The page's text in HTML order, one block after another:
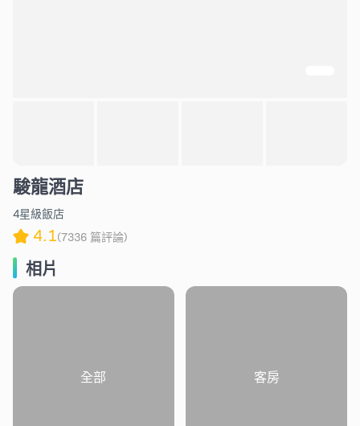
駿龍酒店
4星級飯店
4.1(7336 篇評論)
相片
全部 客房